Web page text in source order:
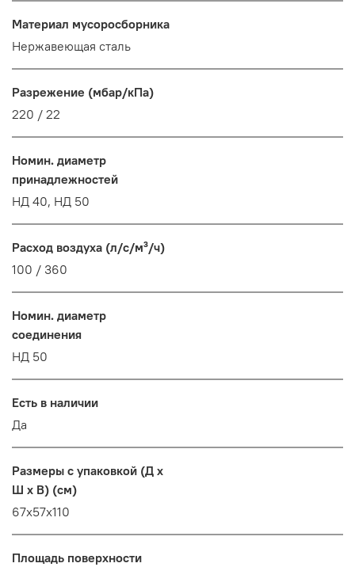
Материал мусоросборника
Нержавеющая сталь
Разрежение (мбар/кПа)
220 / 22
Номин. диаметр
принадлежностей
НД 40, НД 50
Расход воздуха (л/с/м³/ч)
100 / 360
Номин. диаметр
соединения
НД 50
Есть в наличии
Да
Размеры с упаковкой (Д x
Ш x В) (см)
67x57x110
Площадь поверхности